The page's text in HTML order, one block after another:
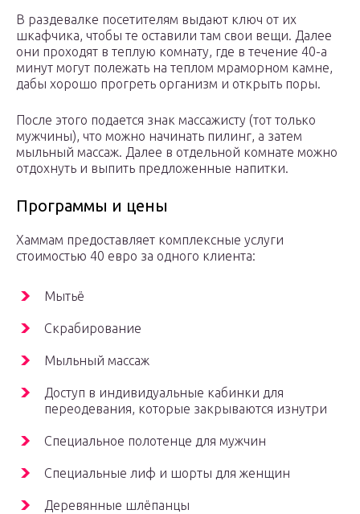
В раздевалке посетителям выдают ключ от их
шкафчика, чтобы те оставили там свои вещи. Далее
они проходят в теплую комнату, где в течение 40-а
минут могут полежать на теплом мраморном камне,
дабы хорошо прогреть организм и открыть поры.
После этого подается знак массажисту (тот только
мужчины), что можно начинать пилинг, а затем
мыльный массаж. Далее в отдельной комнате можно
отдохнуть и выпить предложенные напитки.
Программы и цены
Хаммам предоставляет комплексные услуги
стоимостью 40 евро за одного клиента:
Мытьё
Скрабирование
Мыльный массаж
Доступ в индивидуальные кабинки для
переодевания, которые закрываются изнутри
Специальное полотенце для мужчин
Специальные лиф и шорты для женщин
Деревянные шлёпанцы